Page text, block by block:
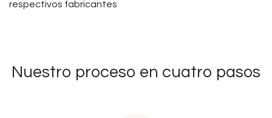
respectivos fabricantes
Nuestro proceso en cuatro pasos